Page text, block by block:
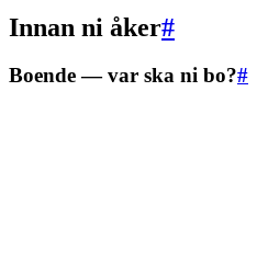
Innan ni åker#
Boende — var ska ni bo?#